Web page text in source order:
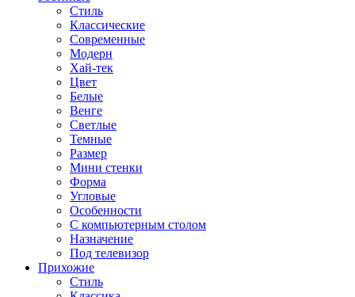
Стиль
Классические
Современные
Модерн
Хай-тек
Цвет
Белые
Венге
Светлые
Темные
Размер
Мини стенки
Форма
Угловые
Особенности
С компьютерным столом
Назначение
Под телевизор
Прихожие
Стиль